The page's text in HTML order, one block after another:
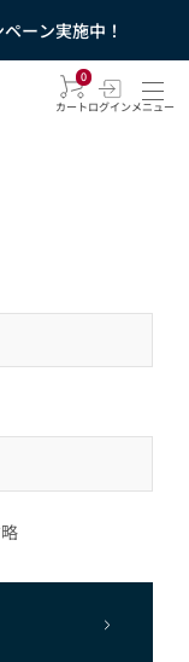
ーン実施中！
0
カートログインメニュー